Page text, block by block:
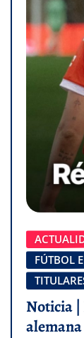
FÚTBOL
Noticia |